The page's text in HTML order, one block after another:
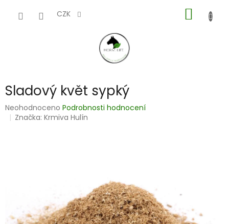
CZK
KOŠÍK
Sladový květ sypký
Průměrné
hodnocení
Neohodnoceno Podrobnosti hodnocení
Značka:Krmiva Hulín